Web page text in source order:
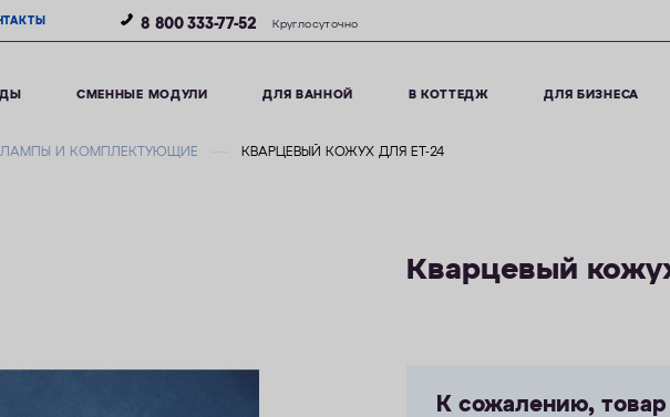
8 800 333-77-52 Круглосуточно
СМЕННЫЕ МОДУЛИ ДЛЯ ВАННОЙ В КОТТЕДЖ ДЛЯ БИЗНЕСА
ЛАМПЫ И КОМПЛЕКТУЮЩИЕ КВАРЦЕВЫЙ КОЖУХ ДЛЯ ET-24
Кварцевый
К сожалению,